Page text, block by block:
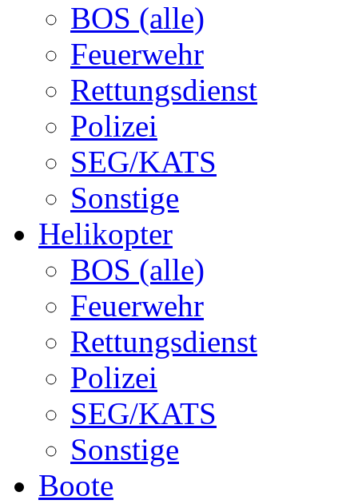
BOS (alle)
Feuerwehr
Rettungsdienst
Polizei
SEG/KATS
Sonstige
Helikopter
BOS (alle)
Feuerwehr
Rettungsdienst
Polizei
SEG/KATS
Sonstige
Boote